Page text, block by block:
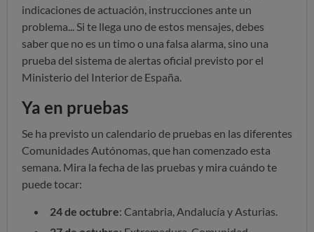
indicaciones de actuación, instrucciones ante un
problema... Si te llega uno de estos mensajes, debes
saber que no es un timo o una falsa alarma, sino una
prueba del sistema de alertas oficial previsto por el
Ministerio del Interior de España.
Ya en pruebas
Se ha previsto un calendario de pruebas en las diferentes
Comunidades Autónomas, que han comenzado esta
semana. Mira la fecha de las pruebas y mira cuándo te
puede tocar:
24 de octubre: Cantabria, Andalucía y Asturias.